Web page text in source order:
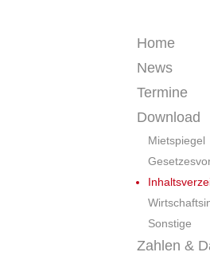
Home
News
Termine
Download
Mietspiegel
Sonstige
Zahlen &